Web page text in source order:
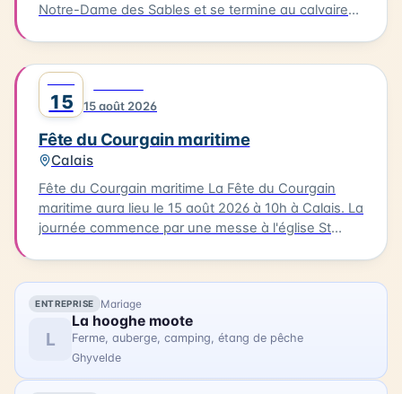
Notre-Dame des Sables et se termine au calvaire
des bateaux. Vous pourrez également profiter
d'animations, de stands associatifs et d'un feu
d'artifices en soirée. Cette célébration est un
moment unique pour les habitants et les visiteurs
de Berck-sur-Mer.
15 15 août 2026
Fête du Courgain maritime
Calais
Fête du Courgain maritime La Fête du Courgain
maritime aura lieu le 15 août 2026 à 10h à Calais. La
journée commence par une messe à l'église St
pourrez découvrir des animations, des restaurants
proposant des plats à base de produits de la mer,
des joutes nautiques et des concerts. Accédez
librement au quartier du Courgain maritime pour
découvrir ces animations et profiter de la journée.
ENTREPRISE Mariage
L
La hooghe moote
Ferme, auberge, camping, étang de pêche
Ghyvelde